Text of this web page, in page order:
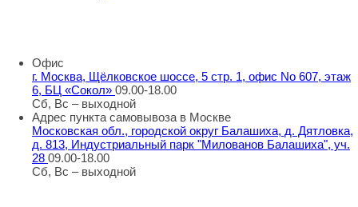
Офис
г. Москва, Щёлковское шоссе, 5 стр. 1, офис No 607, этаж
6, БЦ «Сокол» 09.00-18.00
Сб, Вс – выходной
Адрес пункта самовывоза в Москве
Московская обл., городской округ Балашиха, д. Дятловка,
д. 813, Индустриальный парк "Милованов Балашиха", уч.
28 09.00-18.00
Сб, Вс – выходной